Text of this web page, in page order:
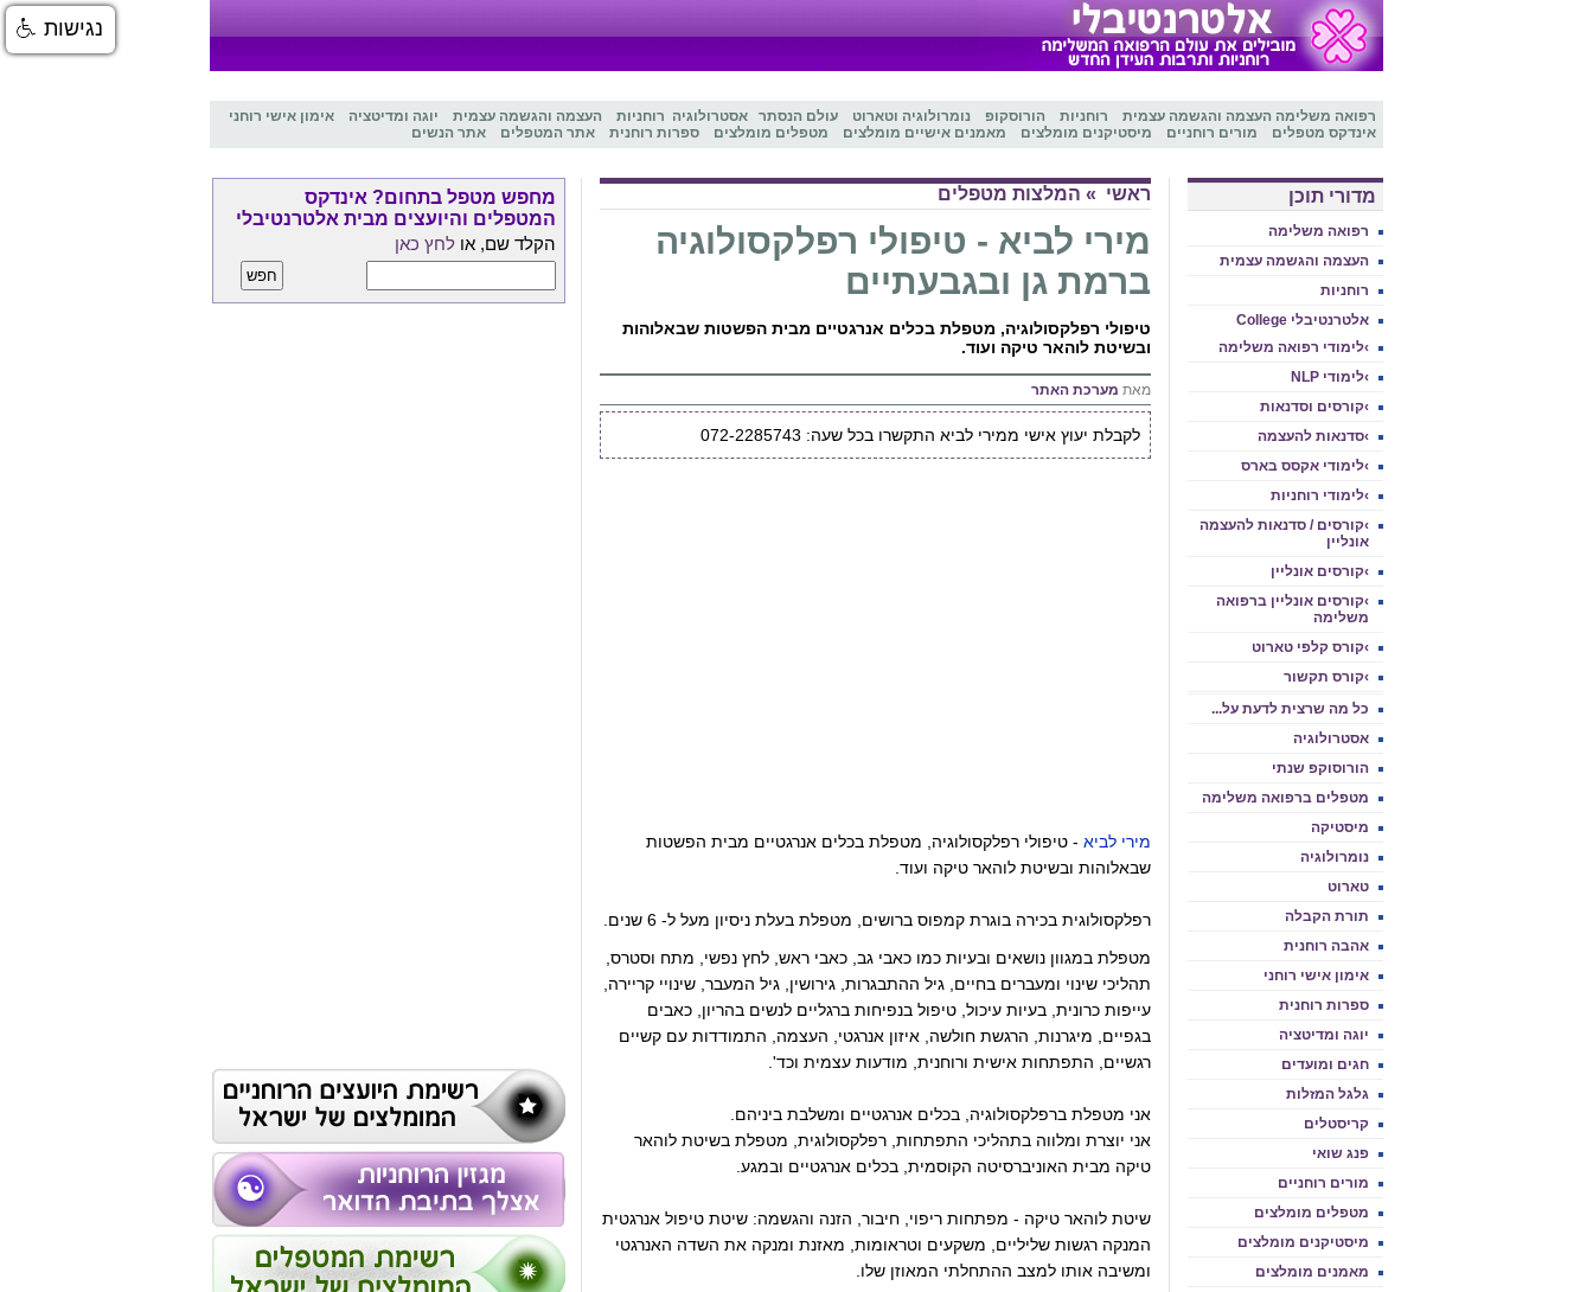
רפואה משלימה העצמה והגשמה עצמית רוחניות הורוסקופ נומרולוגיה וטארוט עולם הנסתר אסטרולוגיה רוחניות העצמה והגשמה עצמית יוגה ומדיטציה
אימון אישי רוחני
אינדקס מטפלים
מורים רוחניים מיסטיקנים מומלצים מאמנים אישיים מומלצים מטפלים מומלצים ספרות רוחנית אתר המטפלים אתר הנשים
מדורי תוכן
רפואה משלימה
העצמה והגשמה עצמית
רוחניות
אלטרנטיבלי College
›לימודי רפואה משלימה
›לימודי NLP
›קורסים וסדנאות
›סדנאות להעצמה
›לימודי אקסס בארס
›לימודי רוחניות
›קורסים / סדנאות להעצמה
אונליין
›קורסים אונליין
›קורסים אונליין ברפואה
משלימה
›קורס קלפי טארוט
›קורס תקשור
כל מה שרצית לדעת על...
אסטרולוגיה
הורוסוקפ שנתי
מטפלים ברפואה משלימה
מיסטיקה
נומרולוגיה
טארוט
תורת הקבלה
אהבה רוחנית
אימון אישי רוחני
ספרות רוחנית
יוגה ומדיטציה
חגים ומועדים
גלגל המזלות
קריסטלים
פנג שואי
מורים רוחניים
מטפלים מומלצים
מיסטיקנים מומלצים
מאמנים מומלצים
ראשי » המלצות מטפלים
מירי לביא - טיפולי רפלקסולוגיה
ברמת גן ובגבעתיים
טיפולי רפלקסולוגיה, מטפלת בכלים אנרגטיים מבית הפשטות שבאלוהות
ובשיטת לוהאר טיקה ועוד.
מאת מערכת האתר
לקבלת יעוץ אישי ממירי לביא התקשרו בכל שעה: 072-2285743
מירי לביא - טיפולי רפלקסולוגיה, מטפלת בכלים אנרגטיים מבית הפשטות
שבאלוהות ובשיטת לוהאר טיקה ועוד.
רפלקסולוגית בכירה בוגרת קמפוס ברושים, מטפלת בעלת ניסיון מעל ל- 6 שנים.
מטפלת במגוון נושאים ובעיות כמו כאבי גב, כאבי ראש, לחץ נפשי, מתח וסטרס,
תהליכי שינוי ומעברים בחיים, גיל ההתבגרות, גירושין, גיל המעבר, שינויי קריירה,
עייפות כרונית, בעיות עיכול, טיפול בנפיחות ברגליים לנשים בהריון, כאבים
בגפיים, מיגרנות, הרגשת חולשה, איזון אנרגטי, העצמה, התמודדות עם קשיים
רגשיים, התפתחות אישית ורוחנית, מודעות עצמית וכד'.
אני מטפלת ברפלקסולוגיה, בכלים אנרגטיים ומשלבת ביניהם.
אני יוצרת ומלווה בתהליכי התפתחות, רפלקסולוגית, מטפלת בשיטת לוהאר
טיקה מבית האוניברסיטה הקוסמית, בכלים אנרגטיים ובמגע.
שיטת לוהאר טיקה - מפתחות ריפוי, חיבור, הזנה והגשמה: שיטת טיפול אנרגטית
המנקה רגשות שליליים, משקעים וטראומות, מאזנת ומנקה את השדה האנרגטי
ומשיבה אותו למצב ההתחלתי המאוזן שלו.
מחפש מטפל בתחום? אינדקס
המטפלים והיועצים מבית אלטרנטיבלי
הקלד שם, או לחץ כאן
נגישות